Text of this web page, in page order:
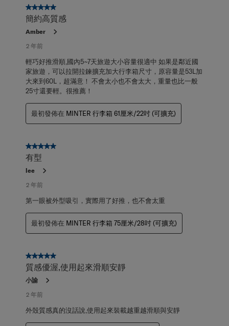
5星，共5星。
簡約高質感
Amber
2 年前
輕巧好推滑順,國內5~7天旅遊大小容量很適中 如果是鄰近國
家旅遊，可以拉開拉鍊擴充加大行李箱尺寸，原容量是53L加
大來到60L，超滿意！ 不會太小也不會太大，重量也比一般
25寸還要輕。很推薦！
最初發佈在 MINTER 行李箱 61厘米/22吋 (可擴充)
5星，共5星。
有型
lee
2 年前
第一眼被外型吸引，實際用了好推，也不會太重
最初發佈在 MINTER 行李箱 75厘米/28吋 (可擴充)
5星，共5星。
質感優渥,使用起來滑順安靜
小諭
2 年前
外殼質感真的沒話說,使用起來裝載越重越滑順與安靜